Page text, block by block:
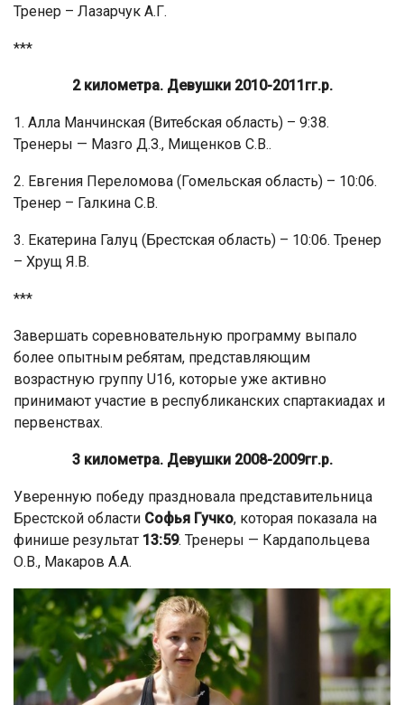
Тренер – Лазарчук А.Г.
***
2 километра. Девушки 2010-2011гг.р.
1. Алла Манчинская (Витебская область) – 9:38.
Тренеры — Мазго Д.З., Мищенков С.В..
2. Евгения Переломова (Гомельская область) – 10:06.
Тренер – Галкина С.В.
3. Екатерина Галуц (Брестская область) – 10:06. Тренер
– Хрущ Я.В.
***
Завершать соревновательную программу выпало
более опытным ребятам, представляющим
возрастную группу U16, которые уже активно
принимают участие в республиканских спартакиадах и
первенствах.
3 километра. Девушки 2008-2009гг.р.
Уверенную победу праздновала представительница
Брестской области Софья Гучко, которая показала на
финише результат 13:59. Тренеры — Кардапольцева
О.В., Макаров А.А.